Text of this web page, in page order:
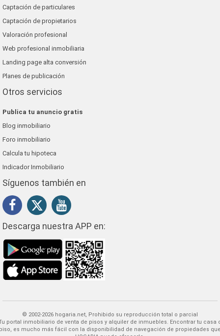
Captación de particulares
Captación de propietarios
Valoración profesional
Web profesional inmobiliaria
Landing page alta conversión
Planes de publicación
Otros servicios
Publica tu anuncio gratis
Blog inmobiliario
Foro inmobiliario
Calcula tu hipoteca
Indicador Inmobiliario
Síguenos también en
Descarga nuestra APP en:
© 2002-2026 hogaria.net, Prohibido su reproducción total o parcial
Encontrar tu casa o
es mucho más fácil con la disponibilidad de navegación de propiedades